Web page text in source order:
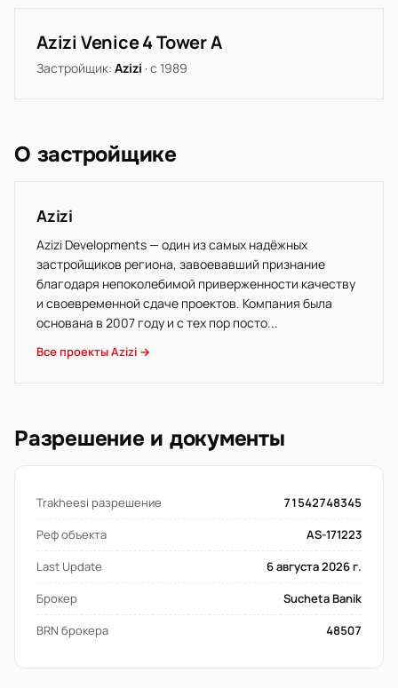
Azizi Venice 4 Tower A
Застройщик: Azizi · с 1989
О застройщике
Azizi
Azizi Developments — один из самых надёжных
застройщиков региона, завоевавший признание
благодаря непоколебимой приверженности качеству
и своевременной сдаче проектов. Компания была
основана в 2007 году и с тех пор посто...
Все проекты Azizi →
Разрешение и документы
Trakheesi разрешение
71542748345
Реф объекта
AS-171223
Last Update
6 августа 2026 г.
Брокер
Sucheta Banik
BRN брокера
48507